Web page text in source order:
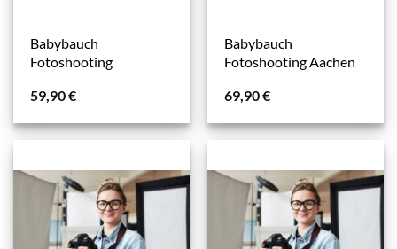
Babybauch
Fotoshooting
59,90€
Babybauch
Fotoshooting Aachen
69,90€